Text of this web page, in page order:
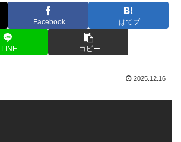
Facebook はてブ
LINE コピー
2025.12.16